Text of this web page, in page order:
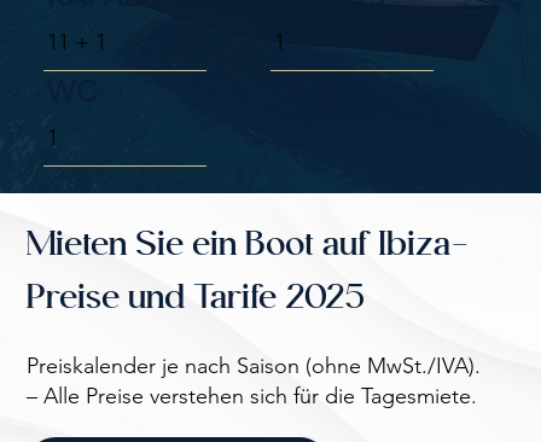
11 + 1 1
1
Mieten Sie ein Boot auf Ibiza-
Preise und Tarife 2025
Preiskalender je nach Saison (ohne MwSt./IVA).
– Alle Preise verstehen sich für die Tagesmiete.